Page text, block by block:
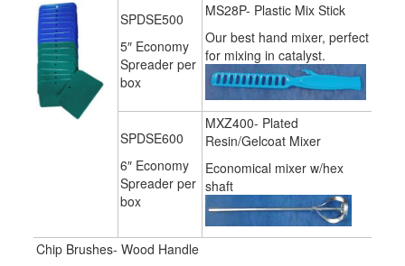
SPDSE500
5″ Economy
Spreader per
box
MS28P- Plastic Mix Stick
Our best hand mixer, perfect
for mixing in catalyst.
SPDSE600
6″ Economy
Spreader per
box
MXZ400- Plated
Resin/Gelcoat Mixer
Economical mixer w/hex
shaft
Chip Brushes- Wood Handle